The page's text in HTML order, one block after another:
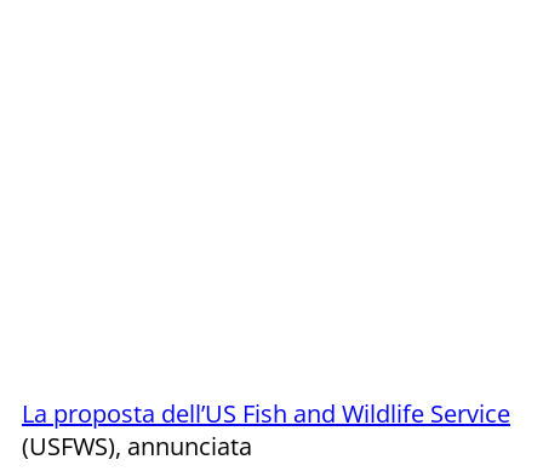
La proposta dell’US Fish and Wildlife Service
(USFWS), annunciata